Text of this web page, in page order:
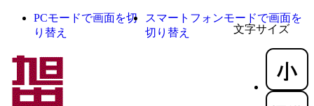
文字サイズ
PCモードで画面を切
り替え
スマートフォンモードで画面を
切り替え